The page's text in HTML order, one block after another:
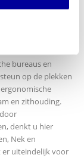
bureaus en
op de plekken
en zithouding.
denkt u hier
Nek en
er uiteindelijk voor